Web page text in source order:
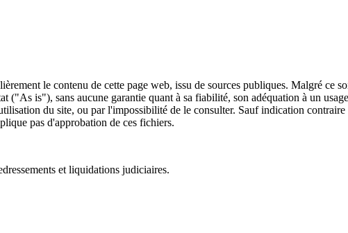
le contenu de cette page web, issu de sources publiques. Malgré ce
("As is"), sans aucune garantie quant à sa fiabilité, son adéquation à un
du site, ou par l'impossibilité de le consulter. Sauf indication
pas d'approbation de ces fichiers.
et liquidations judiciaires.